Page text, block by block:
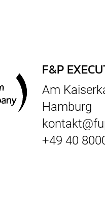
F&P
Am
Hamburg
+49 40